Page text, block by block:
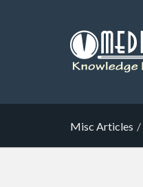
Misc Articles